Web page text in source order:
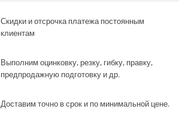
Скидки и отсрочка платежа постоянным
клиентам
Выполним оцинковку, резку, гибку, правку,
предпродажную подготовку и др.
Доставим точно в срок и по минимальной цене.